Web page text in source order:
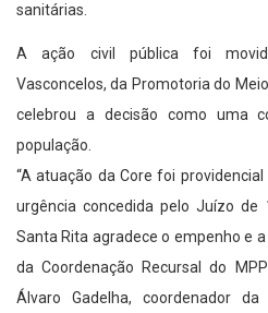
sanitárias.
A ação civil pública foi
Vasconcelos, da Promotoria do
celebrou a decisão como uma
população.
“A atuação da Core foi
urgência concedida pelo Juízo de
Santa Rita agradece o empenho e
da Coordenação Recursal do
Álvaro Gadelha, coordenador